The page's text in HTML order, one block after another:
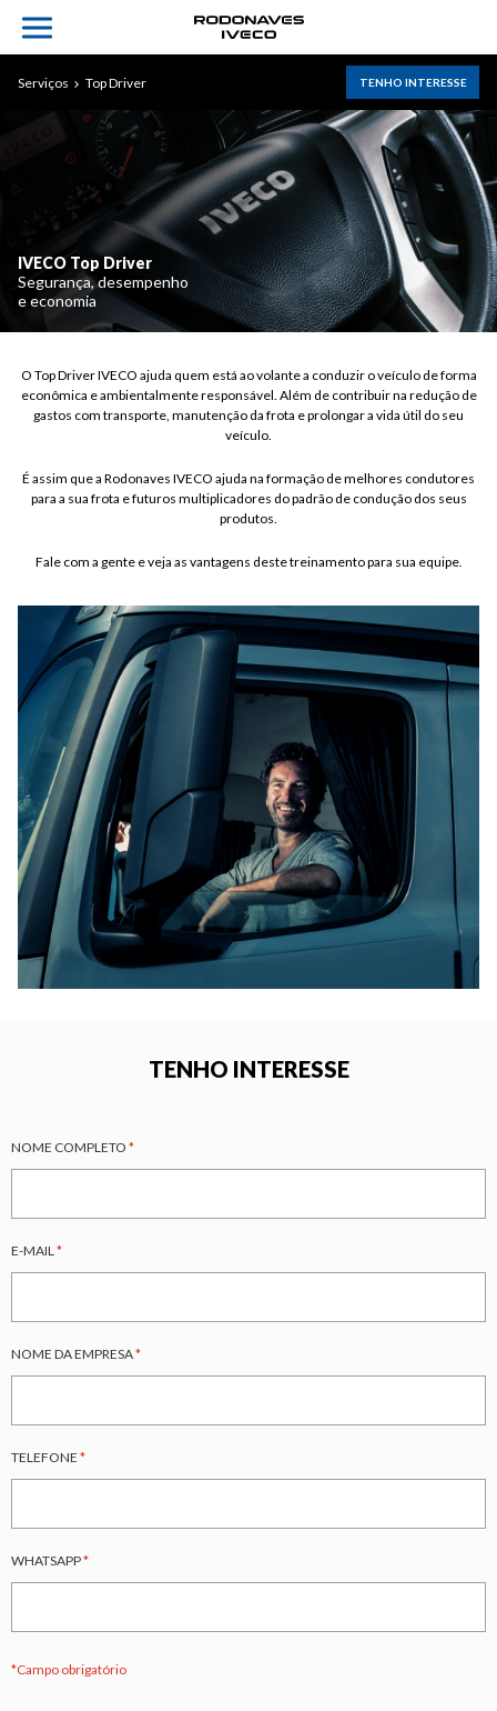
VEÍCULOS
PEÇAS
AGENDAMENTO
CONSÓRCIO
FINANCIAMENTOchevron_right
SERVIÇOSchevron_right
CONTATO
Serviços Top Driver TENHO INTERESSE
IVECO Top Driver
Segurança, desempenho
e economia
O Top Driver IVECO ajuda quem está ao volante a conduzir o veículo de forma
econômica e ambientalmente responsável. Além de contribuir na redução de
gastos com transporte, manutenção da frota e prolongar a vida útil do seu
veículo.
É assim que a Rodonaves IVECO ajuda na formação de melhores condutores
para a sua frota e futuros multiplicadores do padrão de condução dos seus
produtos.
Fale com a gente e veja as vantagens deste treinamento para sua equipe.
TENHO INTERESSE
NOME COMPLETO *
E-MAIL*
NOME DA EMPRESA*
TELEFONE *
WHATSAPP*
*Campo obrigatório